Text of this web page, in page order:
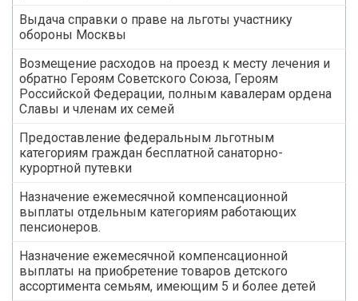
Выдача справки о праве на льготы участнику
обороны Москвы
Возмещение расходов на проезд к месту лечения и
обратно Героям Советского Союза, Героям
Российской Федерации, полным кавалерам ордена
Славы и членам их семей
Предоставление федеральным льготным
категориям граждан бесплатной санаторно-
курортной путевки
Назначение ежемесячной компенсационной
выплаты отдельным категориям работающих
пенсионеров.
Назначение ежемесячной компенсационной
выплаты на приобретение товаров детского
ассортимента семьям, имеющим 5 и более детей